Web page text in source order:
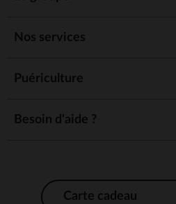
Nos services
Puériculture
Besoin d'aide ?
Carte cadeau